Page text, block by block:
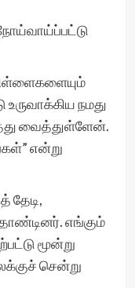
உருவாக்கிய நமது
வைத்துள்ளேன்.
என்று
தேடி,
எங்கும்
மூன்று
சென்று